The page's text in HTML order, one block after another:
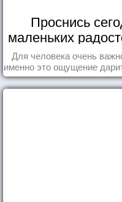
Проснись
маленьких
Для человека очень
именно это ощущение
каждый день